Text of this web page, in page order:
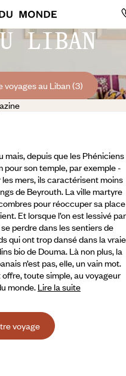
LIBAN
voyages au Liban (3)
mais, depuis que les Phéniciens
son temple, par exemple -
mers, ils caractérisent moins
de Beyrouth. La ville martyre
pour réoccuper sa place
Et lorsque l’on est lessivé par
perdre dans les sentiers de
qui ont trop dansé dans la vraie
bio de Douma. Là non plus, la
n’est pas, elle, un vain mot.
toute simple, au voyageur
monde. Lire la suite
voyage